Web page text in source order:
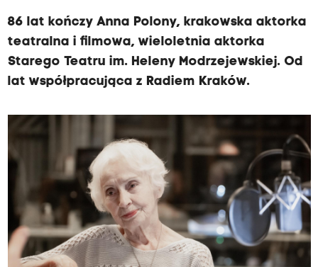
86 lat kończy Anna Polony, krakowska aktorka
teatralna i filmowa, wieloletnia aktorka
Starego Teatru im. Heleny Modrzejewskiej. Od
lat współpracująca z Radiem Kraków.